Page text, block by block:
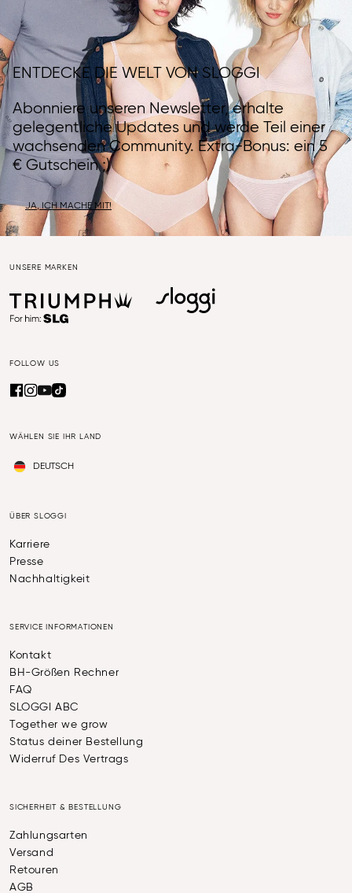
ENTDECKE DIE WELT VON SLOGGI
Abonniere unseren Newsletter, erhalte
gelegentliche Updates und werde Teil einer
wachsenden Community. Extra-Bonus: ein 5
€ Gutschein ;)
JA, ICH MACHE MIT!
UNSERE MARKEN
FOLLOW US
WÄHLEN SIE IHR LAND
DEUTSCH
ÜBER SLOGGI
Karriere
Presse
Nachhaltigkeit
SERVICE INFORMATIONEN
Kontakt
BH-Größen Rechner
FAQ
SLOGGI ABC
Together we grow
Status deiner Bestellung
Widerruf Des Vertrags
SICHERHEIT & BESTELLUNG
Zahlungsarten
Versand
Retouren
AGB